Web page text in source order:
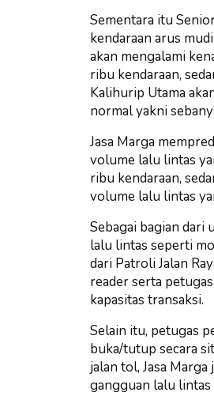
Sementara itu
kendaraan arus
akan mengalami
ribu kendaraan,
Kalihurip Utama
normal yakni
Jasa Marga
volume lalu lintas
ribu kendaraan,
volume lalu lintas
Sebagai bagian dari
lalu lintas seperti
dari Patroli Jalan
reader serta
kapasitas transaksi.
Selain itu, petugas
buka/tutup secara
jalan tol, Jasa
gangguan lalu lintas